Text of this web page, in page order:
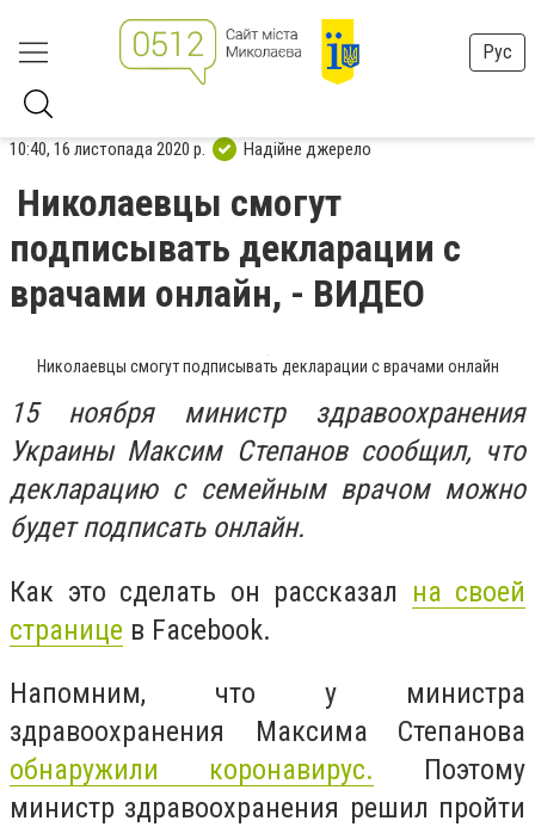
Рус
10:40, 16 листопада 2020 р. Надійне джерело
Николаевцы смогут
подписывать декларации с
врачами онлайн, - ВИДЕО
Николаевцы смогут подписывать декларации с врачами онлайн
15 ноября министр здравоохранения
Украины Максим Степанов сообщил, что
декларацию с семейным врачом можно
будет подписать онлайн.
Как это сделать он рассказал на своей
странице в Facebook.
Напомним, что у министра
здравоохранения Максима Степанова
обнаружили коронавирус. Поэтому
министр здравоохранения решил пройти